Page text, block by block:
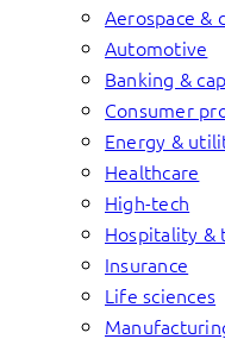
Aerospace &
Automotive
Banking &
Consumer
Energy &
Healthcare
High-tech
Hospitality &
Insurance
Life sciences